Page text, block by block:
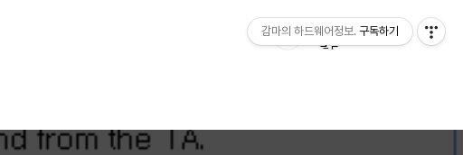
감마의 하드웨어정보. 구독하기